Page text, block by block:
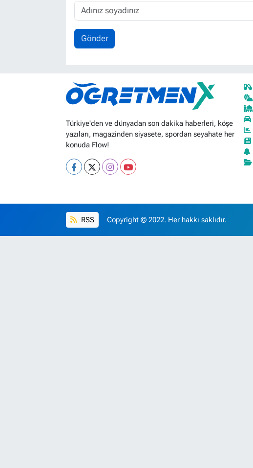
Gönder
Türkiye'den ve dünyadan son dakika haberleri, köşe
yazıları, magazinden siyasete, spordan seyahate her
konuda Flow!
RSS Copyright © 2022. Her hakkı saklıdır.